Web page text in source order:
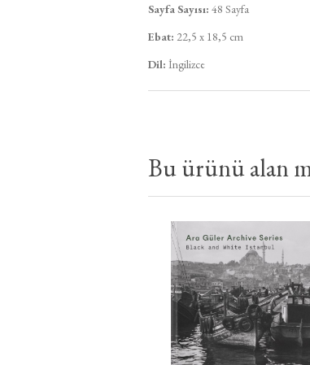
Sayfa Sayısı: 48 Sayfa
Ebat: 22,5 x 18,5 cm
Dil: İngilizce
Bu ürünü alan